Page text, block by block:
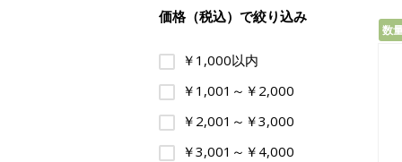
数
価格（税込）で絞り込み
￥1,000以内
￥1,001～￥2,000
￥2,001～￥3,000
￥3,001～￥4,000